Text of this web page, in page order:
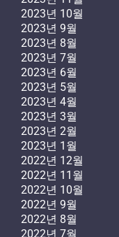
2023년 10월
2023년 9월
2023년 8월
2023년 7월
2023년 6월
2023년 5월
2023년 4월
2023년 3월
2023년 2월
2023년 1월
2022년 12월
2022년 11월
2022년 10월
2022년 9월
2022년 8월
2022년 7월